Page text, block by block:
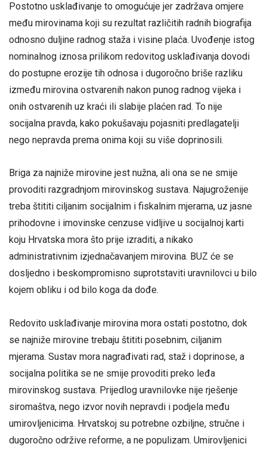
Postotno usklađivanje to omogućuje jer zadržava omjere
među mirovinama koji su rezultat različitih radnih biografija
odnosno duljine radnog staža i visine plaća. Uvođenje istog
nominalnog iznosa prilikom redovitog usklađivanja dovodi
do postupne erozije tih odnosa i dugoročno briše razliku
između mirovina ostvarenih nakon punog radnog vijeka i
onih ostvarenih uz kraći ili slabije plaćen rad. To nije
socijalna pravda, kako pokušavaju pojasniti predlagatelji
nego nepravda prema onima koji su više doprinosili.
Briga za najniže mirovine jest nužna, ali ona se ne smije
provoditi razgradnjom mirovinskog sustava. Najugroženije
treba štititi ciljanim socijalnim i fiskalnim mjerama, uz jasne
prihodovne i imovinske cenzuse vidljive u socijalnoj karti
koju Hrvatska mora što prije izraditi, a nikako
administrativnim izjednačavanjem mirovina. BUZ će se
dosljedno i beskompromisno suprotstaviti uravnilovci u bilo
kojem obliku i od bilo koga da dođe.
Redovito usklađivanje mirovina mora ostati postotno, dok
se najniže mirovine trebaju štititi posebnim, ciljanim
mjerama. Sustav mora nagrađivati rad, staž i doprinose, a
socijalna politika se ne smije provoditi preko leđa
mirovinskog sustava. Prijedlog uravnilovke nije rješenje
siromaštva, nego izvor novih nepravdi i podjela među
umirovljenicima. Hrvatskoj su potrebne ozbiljne, stručne i
dugoročno održive reforme, a ne populizam. Umirovljenici